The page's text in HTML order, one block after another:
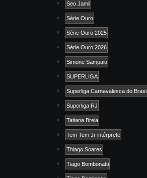
Seo Jamil
Série Ouro
Série Ouro 2025
Série Ouro 2026
Simone Sampaio
SUPERLIGA
Superliga Carnavalesca do Brasi
Superliga RJ
Tatiana Breia
Tem Tem Jr intérprete
Thiago Soares
Tiago Bombonatti